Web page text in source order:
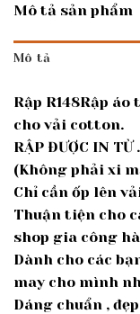
Mô tả sản phẩm
Mô tả
Rập R148Rập
cho vải cotton.
RẬP ĐƯỢC IN
(Không phải xi
Chỉ cần ốp lên
Thuận tiện cho
shop gia công
Dành cho các
may cho mình
Dáng chuẩn ,